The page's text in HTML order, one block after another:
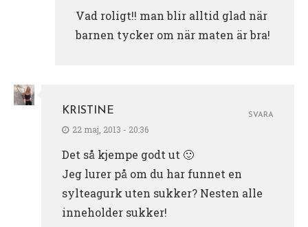
Vad roligt!! man blir alltid glad när
barnen tycker om när maten är bra!
KRISTINE
22 maj, 2013 - 20:36
Det så kjempe godt ut 🙂
Jeg lurer på om du har funnet en
sylteagurk uten sukker? Nesten alle
inneholder sukker!
SVARA